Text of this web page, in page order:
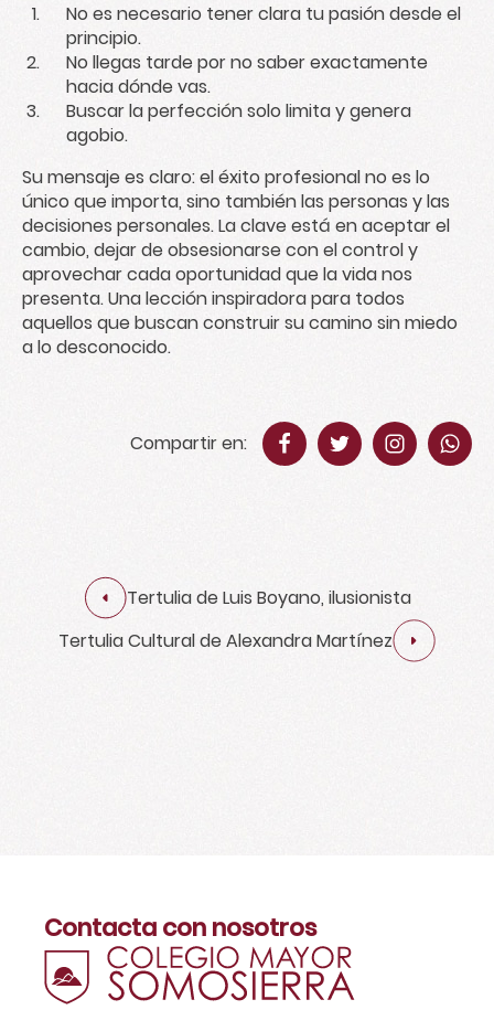
No es necesario tener clara tu pasión desde el
principio.
No llegas tarde por no saber exactamente
hacia dónde vas.
Buscar la perfección solo limita y genera
agobio.
Su mensaje es claro: el éxito profesional no es lo
único que importa, sino también las personas y las
decisiones personales. La clave está en aceptar el
cambio, dejar de obsesionarse con el control y
aprovechar cada oportunidad que la vida nos
presenta. Una lección inspiradora para todos
aquellos que buscan construir su camino sin miedo
a lo desconocido.
Compartir en:
Tertulia de Luis Boyano, ilusionista
Tertulia Cultural de Alexandra Martínez
Contacta con nosotros